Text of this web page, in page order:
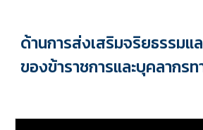
ด้านการส่งเสริมจริยธรรมแ
ของข้าราชการและบุคลากร